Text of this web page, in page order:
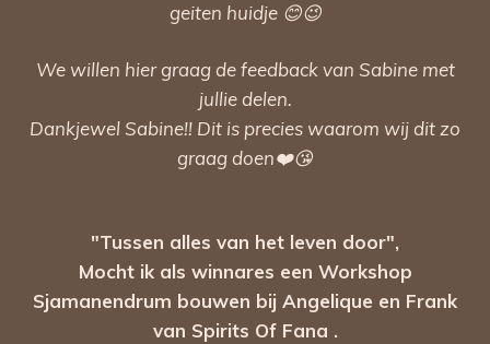
geiten huidje 😊😉
We willen hier graag de feedback van Sabine met
jullie delen.
Dankjewel Sabine!! Dit is precies waarom wij dit zo
graag doen❤️😘
"Tussen alles van het leven door",
Mocht ik als winnares een Workshop
Sjamanendrum bouwen bij Angelique en Frank
van Spirits Of Fana .